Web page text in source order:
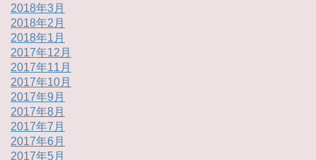
2018年3月
2018年2月
2018年1月
2017年12月
2017年11月
2017年10月
2017年9月
2017年8月
2017年7月
2017年6月
2017年5月